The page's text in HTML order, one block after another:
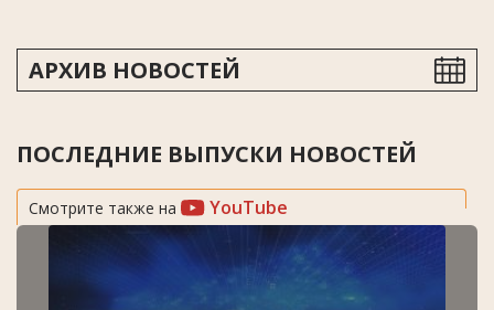
АРХИВ НОВОСТЕЙ
ПОСЛЕДНИЕ ВЫПУСКИ НОВОСТЕЙ
Смотрите также на YouTube